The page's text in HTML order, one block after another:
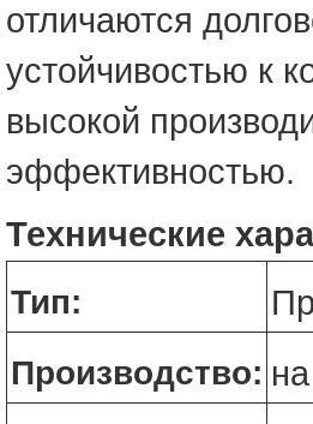
отличаются
устойчивостью к
высокой
эффективностью.
Технические
Тип:
Производство: